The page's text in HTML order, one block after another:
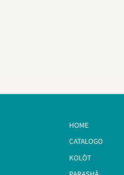
HOME
CATALOGO
KOLÒT